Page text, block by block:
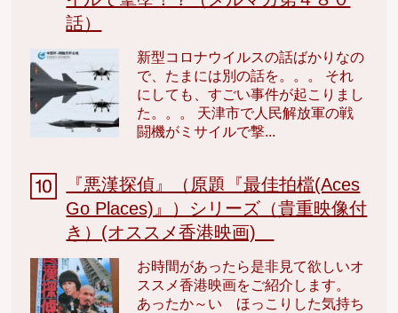
話）
新型コロナウイルスの話ばかりなの
で、たまには別の話を。。。 それ
にしても、すごい事件が起こりまし
た。。。 天津市で人民解放軍の戦
闘機がミサイルで撃...
『悪漢探偵』（原題『最佳拍檔(Aces
Go Places)』）シリーズ（貴重映像付
き）(オススメ香港映画)
お時間があったら是非見て欲しいオ
ススメ香港映画をご紹介します。
あったか～い ほっこりした気持ち